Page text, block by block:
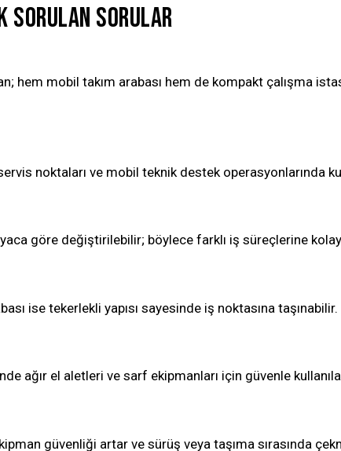
SORULAR
hem mobil takım arabası hem de kompakt çalışma
noktaları ve mobil teknik destek operasyonlarında
göre değiştirilebilir; böylece farklı iş süreçlerine
ise tekerlekli yapısı sayesinde iş noktasına taşınabilir.
ağır el aletleri ve sarf ekipmanları için güvenle
güvenliği artar ve sürüş veya taşıma sırasında